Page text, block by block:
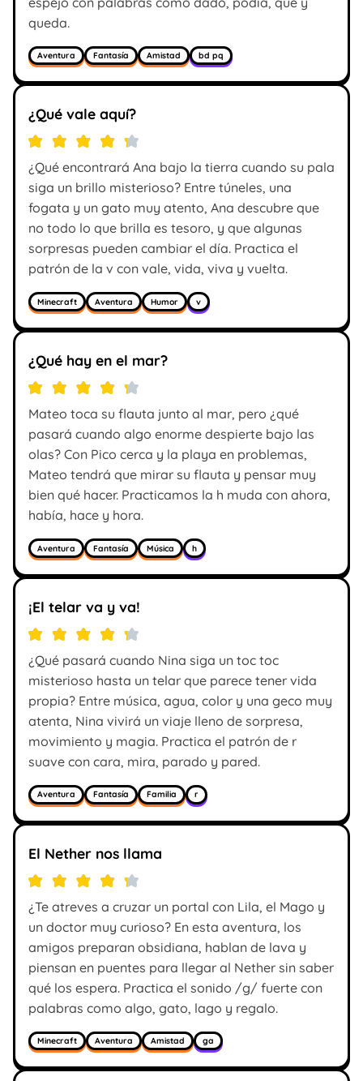
queda.
Aventura Fantasía Amistad bd pq
¿Qué vale aquí?
¿Qué encontrará Ana bajo la tierra cuando su pala
siga un brillo misterioso? Entre túneles, una
fogata y un gato muy atento, Ana descubre que
no todo lo que brilla es tesoro, y que algunas
sorpresas pueden cambiar el día. Practica el
patrón de la v con vale, vida, viva y vuelta.
Minecraft Aventura Humor v
¿Qué hay en el mar?
Mateo toca su flauta junto al mar, pero ¿qué
pasará cuando algo enorme despierte bajo las
olas? Con Pico cerca y la playa en problemas,
Mateo tendrá que mirar su flauta y pensar muy
bien qué hacer. Practicamos la h muda con ahora,
había, hace y hora.
Aventura Fantasía Música h
¡El telar va y va!
¿Qué pasará cuando Nina siga un toc toc
misterioso hasta un telar que parece tener vida
propia? Entre música, agua, color y una geco muy
atenta, Nina vivirá un viaje lleno de sorpresa,
movimiento y magia. Practica el patrón de r
suave con cara, mira, parado y pared.
Aventura Fantasía Familia r
El Nether nos llama
¿Te atreves a cruzar un portal con Lila, el Mago y
un doctor muy curioso? En esta aventura, los
amigos preparan obsidiana, hablan de lava y
piensan en puentes para llegar al Nether sin saber
qué los espera. Practica el sonido /g/ fuerte con
palabras como algo, gato, lago y regalo.
Minecraft Aventura Amistad ga